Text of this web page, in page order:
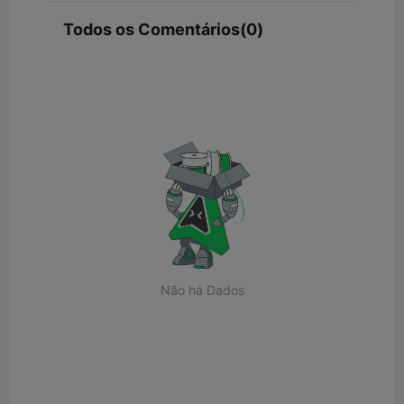
Todos os Comentários(0)
Não há Dados